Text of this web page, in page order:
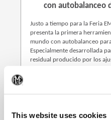
This website uses cookies
con autobalanceo
Justo a tiempo para la Feria
presenta la primera
mundo con autobalanceo
Especialmente desarrollada
residual producido por los